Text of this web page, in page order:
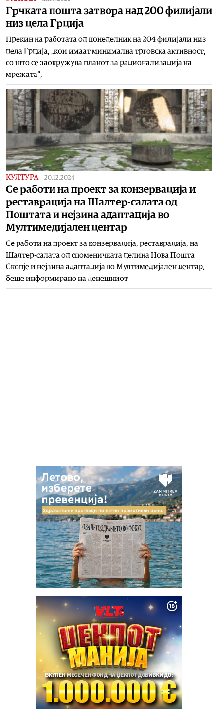
Грчката пошта затвора над 200 филијали
низ цела Грција
Прекин на работата од понеделник на 204 филијали низ
цела Грција, „кои имаат минимална трговска активност,
со што се заокружува планот за рационализација на
мрежата“,
КУЛТУРА 20.12.2024
Се работи на проект за конзервација и
реставрација на Шaлтер-салата од
Поштата и нејзина адаптација во
Мултимедијален центар
Се работи на проект за конзервација, реставрација, на
Шaлтер-салата од споменичката целина Нова Пошта
Скопје и нејзина адаптација во Мултимедијален центар,
беше информирано на денешниот